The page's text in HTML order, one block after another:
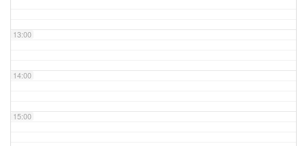
13:00
14:00
15:00